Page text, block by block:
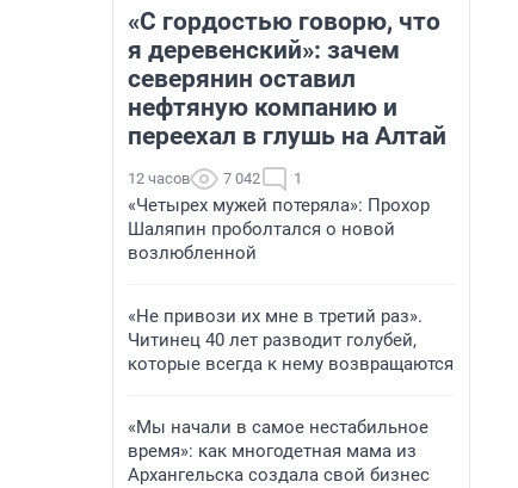
«С гордостью говорю, что
я деревенский»: зачем
северянин оставил
нефтяную компанию и
переехал в глушь на Алтай
12 часов 7 042 1
«Четырех мужей потеряла»: Прохор
Шаляпин проболтался о новой
возлюбленной
«Не привози их мне в третий раз».
Читинец 40 лет разводит голубей,
которые всегда к нему возвращаются
«Мы начали в самое нестабильное
время»: как многодетная мама из
Архангельска создала свой бизнес